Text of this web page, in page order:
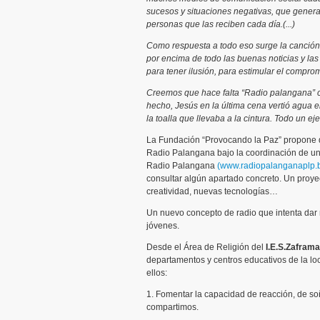
sucesos y situaciones negativas, que
personas que las reciben cada día.(...)
Como respuesta a todo eso surge la
por encima de todo las buenas noticias y
para tener ilusión, para estimular el
Creemos que hace falta “Radio
hecho, Jesús en la última cena vertió agua
la toalla que llevaba a la cintura. Todo un
La Fundación “Provocando la Paz”
Radio Palangana bajo la coordinación de
Radio Palangana
consultar algún apartado concreto. Un
creatividad, nuevas tecnologías…
Un nuevo concepto de radio que intenta
jóvenes.
Desde el Área de Religión del
departamentos y centros educativos de la
ellos:
1. Fomentar la capacidad de reacción, de
compartimos.